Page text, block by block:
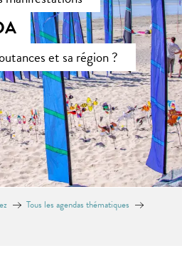
et sa région ?
Tous les agendas thématiques